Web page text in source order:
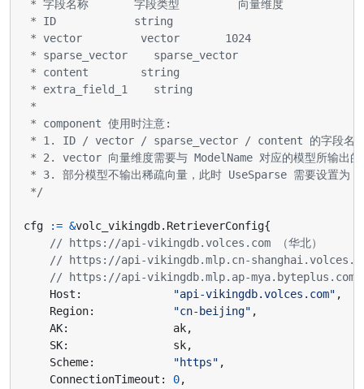
*/
cfg := &volc_vikingdb. RetrieverConfig{
// https://api-vikingdb.volces.com （华北）
// https://api-vikingdb.mlp.cn-
// https://api-vikingdb.mlp.ap-mya.byteplus.com（
Host : "api-vikingdb.volces.com" ,
Region: "cn-beijing" ,
AK: ak,
SK: sk,
Scheme: "https" ,
ConnectionTimeout : 0,